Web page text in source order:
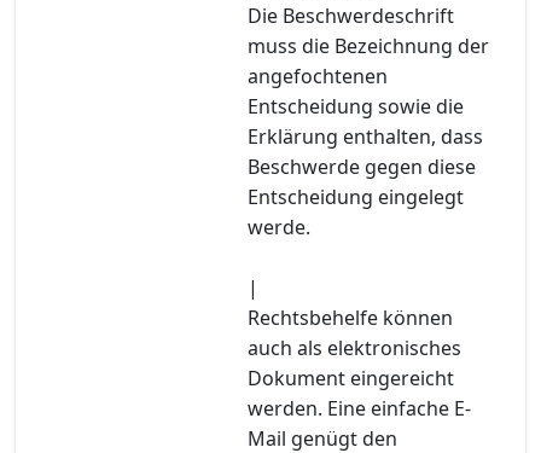
Die Beschwerdeschrift
muss die Bezeichnung der
angefochtenen
Entscheidung sowie die
Erklärung enthalten, dass
Beschwerde gegen diese
Entscheidung eingelegt
werde.
|
Rechtsbehelfe können
auch als elektronisches
Dokument eingereicht
werden. Eine einfache E-
Mail genügt den